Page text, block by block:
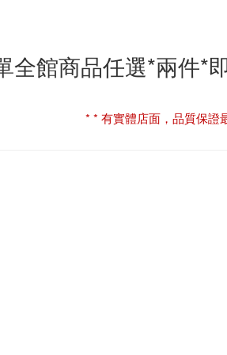
全館商品任選*兩件*
* * 有實體店面，品質保證